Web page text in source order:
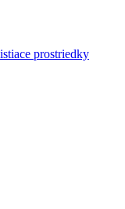
prostriedky